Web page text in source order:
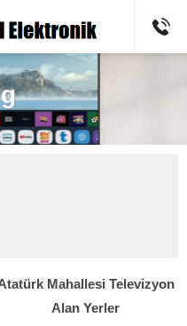
Mahallesi Televizyon
Alan Yerler